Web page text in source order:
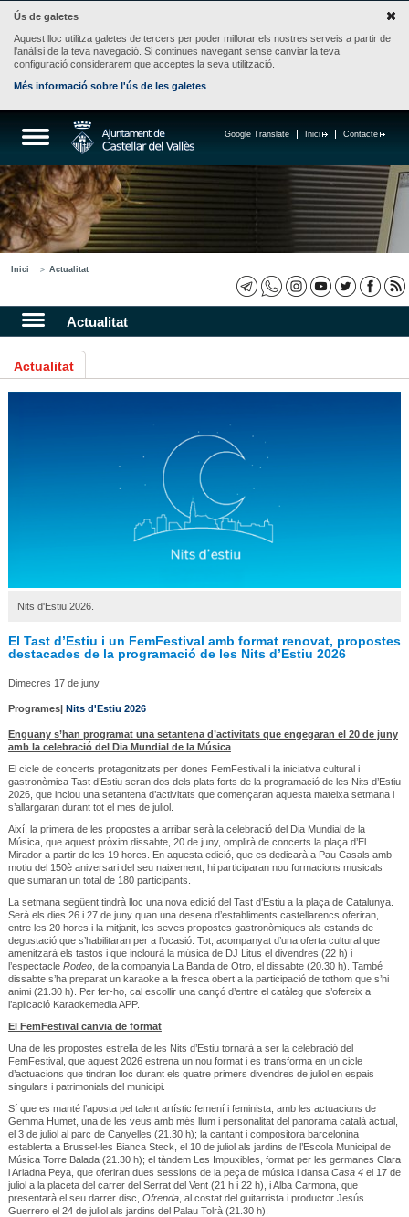
Ús de galetes
Aquest lloc utilitza galetes de tercers per poder millorar els nostres serveis a partir de
l'anàlisi de la teva navegació. Si continues navegant sense canviar la teva
configuració considerarem que acceptes la seva utilització.
Més informació sobre l'ús de les galetes
Contacte
Inici
Google Translate
Inici Actualitat
Actualitat
Actualitat
Nits d'Estiu 2026.
El Tast d’Estiu i un FemFestival amb format renovat, propostes
destacades de la programació de les Nits d’Estiu 2026
Dimecres 17 de juny
Programes| Nits d'Estiu 2026
Enguany s’han programat una setantena d’activitats que engegaran el 20 de juny
amb la celebració del Dia Mundial de la Música
El cicle de concerts protagonitzats per dones FemFestival i la iniciativa cultural i
gastronòmica Tast d’Estiu seran dos dels plats forts de la programació de les Nits d’Estiu
2026, que inclou una setantena d’activitats que començaran aquesta mateixa setmana i
s’allargaran durant tot el mes de juliol.
Així, la primera de les propostes a arribar serà la celebració del Dia Mundial de la
Música, que aquest pròxim dissabte, 20 de juny, omplirà de concerts la plaça d’El
Mirador a partir de les 19 hores. En aquesta edició, que es dedicarà a Pau Casals amb
motiu del 150è aniversari del seu naixement, hi participaran nou formacions musicals
que sumaran un total de 180 participants.
La setmana següent tindrà lloc una nova edició del Tast d’Estiu a la plaça de Catalunya.
Serà els dies 26 i 27 de juny quan una desena d’establiments castellarencs oferiran,
entre les 20 hores i la mitjanit, les seves propostes gastronòmiques als estands de
degustació que s’habilitaran per a l’ocasió. Tot, acompanyat d’una oferta cultural que
amenitzarà els tastos i que inclourà la música de DJ Litus el divendres (22 h) i
l’espectacle Rodeo, de la companyia La Banda de Otro, el dissabte (20.30 h). També
dissabte s’ha preparat un karaoke a la fresca obert a la participació de tothom que s’hi
animi (21.30 h). Per fer-ho, cal escollir una cançó d’entre el catàleg que s’ofereix a
l’aplicació Karaokemedia APP.
El FemFestival canvia de format
Una de les propostes estrella de les Nits d’Estiu tornarà a ser la celebració del
FemFestival, que aquest 2026 estrena un nou format i es transforma en un cicle
d’actuacions que tindran lloc durant els quatre primers divendres de juliol en espais
singulars i patrimonials del municipi.
Sí que es manté l’aposta pel talent artístic femení i feminista, amb les actuacions de
Gemma Humet, una de les veus amb més llum i personalitat del panorama català actual,
el 3 de juliol al parc de Canyelles (21.30 h); la cantant i compositora barcelonina
establerta a Brussel·les Bianca Steck, el 10 de juliol als jardins de l’Escola Municipal de
Música Torre Balada (21.30 h); el tàndem Les Impuxibles, format per les germanes Clara
i Ariadna Peya, que oferiran dues sessions de la peça de música i dansa Casa 4 el 17 de
juliol a la placeta del carrer del Serrat del Vent (21 h i 22 h), i Alba Carmona, que
presentarà el seu darrer disc, Ofrenda, al costat del guitarrista i productor Jesús
Guerrero el 24 de juliol als jardins del Palau Tolrà (21.30 h).